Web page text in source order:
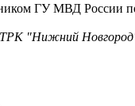
ГУ МВД России
"Нижний